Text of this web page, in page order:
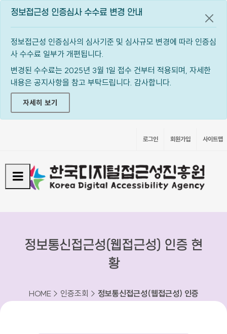
정보접근성 인증심사 수수료 변경 안내
정보접근성 인증심사의 심사기준 및 심사규모 변경에 따라 인증심
사 수수료 일부가 개편됩니다.
변경된 수수료는 2025년 3월 1일 접수 건부터 적용되며, 자세한
내용은 공지사항을 참고 부탁드립니다. 감사합니다.
자세히 보기
공지
로그인 회원가입 사이트맵
정보통신접근성(웹접근성) 인증 현
황
HOME > 인증조회 > 정보통신접근성(웹접근성) 인증